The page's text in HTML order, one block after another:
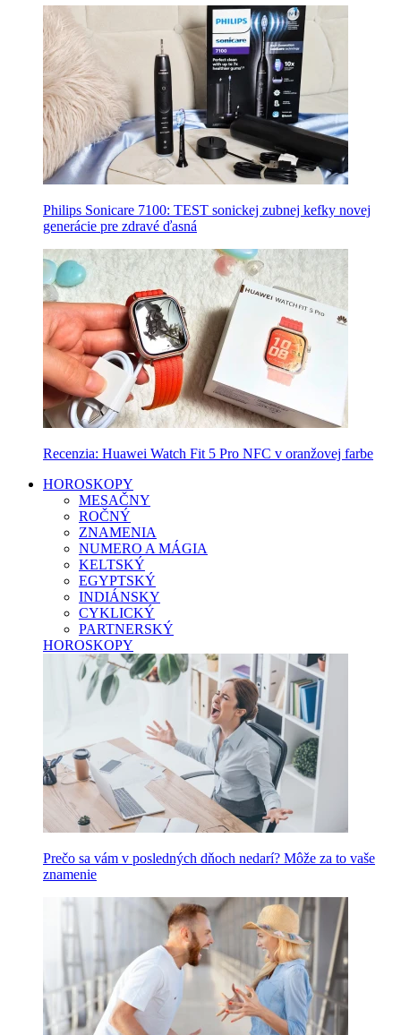
Philips Sonicare 7100: TEST sonickej zubnej kefky novej
generácie pre zdravé ďasná
Recenzia: Huawei Watch Fit 5 Pro NFC v oranžovej farbe
HOROSKOPY
MESAČNY
ROČNÝ
ZNAMENIA
NUMERO A MÁGIA
KELTSKÝ
EGYPTSKÝ
INDIÁNSKY
CYKLICKÝ
PARTNERSKÝ
HOROSKOPY
Prečo sa vám v posledných dňoch nedarí? Môže za to vaše
znamenie